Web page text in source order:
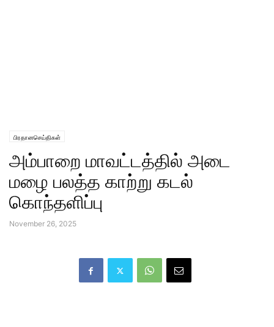
பிரதானசெய்திகள்
அம்பாறை மாவட்டத்தில் அடை
மழை பலத்த காற்று கடல்
கொந்தளிப்பு
November 26, 2025